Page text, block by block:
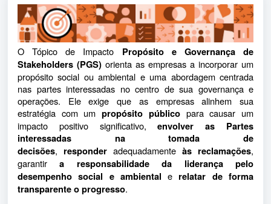
O Tópico de Impacto Propósito e Governança de
Stakeholders (PGS) orienta as empresas a incorporar um
propósito social ou ambiental e uma abordagem centrada
nas partes interessadas no centro de sua governança e
operações. Ele exige que as empresas alinhem sua
estratégia com umpropósito público para causar um
impacto positivo significativo,envolver as Partes
interessadas na tomada de
decisões, responder adequadamente às reclamações,
garantira responsabilidade da liderança pelo
desempenho social e ambientale relatar de forma
transparente o progresso.